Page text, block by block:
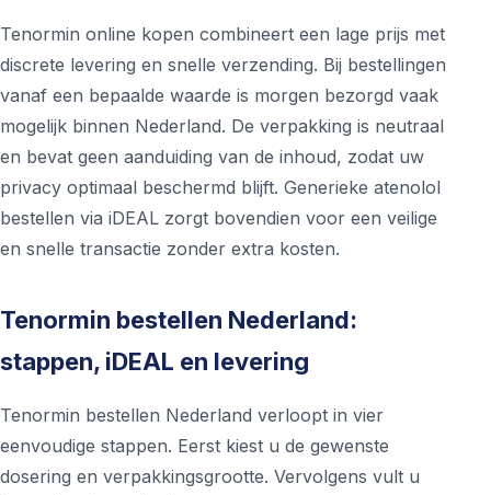
Tenormin online kopen combineert een lage prijs met
discrete levering en snelle verzending. Bij bestellingen
vanaf een bepaalde waarde is morgen bezorgd vaak
mogelijk binnen Nederland. De verpakking is neutraal
en bevat geen aanduiding van de inhoud, zodat uw
privacy optimaal beschermd blijft. Generieke atenolol
bestellen via iDEAL zorgt bovendien voor een veilige
en snelle transactie zonder extra kosten.
Tenormin bestellen Nederland:
stappen, iDEAL en levering
Tenormin bestellen Nederland verloopt in vier
eenvoudige stappen. Eerst kiest u de gewenste
dosering en verpakkingsgrootte. Vervolgens vult u